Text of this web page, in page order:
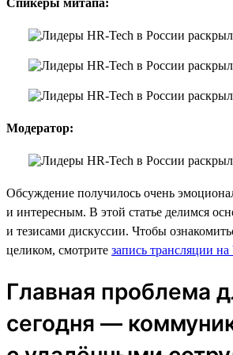
Модератор:
Обсуждение получилось очень
и интересным. В этой статье делимся
и тезисами дискуссии. Чтобы
целиком, смотрите запись трансляции на
Главная проблема
сегодня —